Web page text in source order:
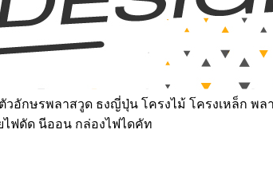
กษรพลาสวูด ธงญี่ปุ่น โครงไม้ โครงเหล็ก พลา
ไฟดัด นีออน กล่องไฟไดคัท